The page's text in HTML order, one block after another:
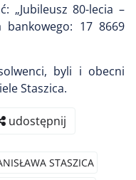
„Jubileusz 80-lecia –
17 8669
byli i obecni
Staszica.
udostępnij
STASZICA